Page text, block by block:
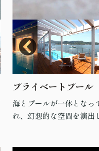
プライベートプール
海とプールが一体となっ
れ、幻想的な空間を演出